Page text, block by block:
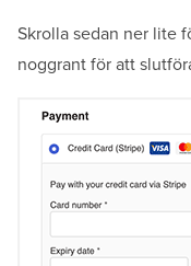
Skrolla sedan ner lite
noggrant för att